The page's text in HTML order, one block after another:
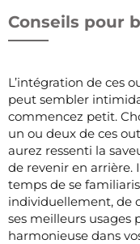
Conseils pour
L’intégration de ces
peut sembler
commencez petit.
un ou deux de ces
aurez ressenti la
de revenir en
temps de se
individuellement, de
ses meilleurs usages
harmonieuse dans